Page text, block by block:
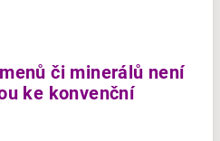
či minerálů není
ke konvenční